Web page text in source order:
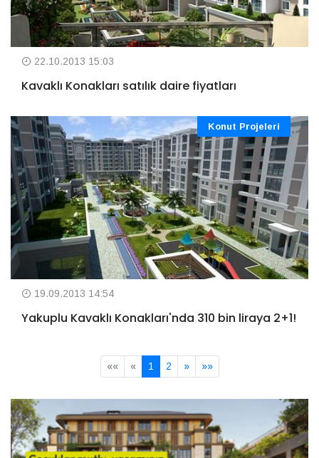
22.10.2013 15:03
Kavaklı Konakları satılık daire fiyatları
Konut Projeleri
19.09.2013 14:54
Yakuplu Kavaklı Konakları'nda 310 bin liraya 2+1!
«« « 1 2 » »»